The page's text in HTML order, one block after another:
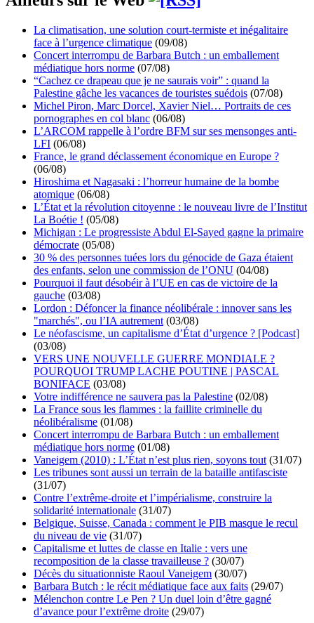
La climatisation, une solution court-termiste et inégalitaire
face à l’urgence climatique (09/08)
Concert interrompu de Barbara Butch : un emballement
médiatique hors norme (07/08)
“Cachez ce drapeau que je ne saurais voir” : quand la
Palestine gâche les vacances de touristes suédois (07/08)
Michel Piron, Marc Dorcel, Xavier Niel… Portraits de ces
pornographes en col blanc (06/08)
L’ARCOM rappelle à l’ordre BFM sur ses mensonges anti-
LFI (06/08)
France, le grand déclassement économique en Europe ?
(06/08)
Hiroshima et Nagasaki : l’horreur humaine de la bombe
atomique (06/08)
L’État et la révolution citoyenne : le nouveau livre de l’Institut
La Boétie ! (05/08)
Michigan : Le progressiste Abdul El-Sayed gagne la primaire
démocrate (05/08)
30 % des personnes tuées lors du génocide de Gaza étaient
des enfants, selon une commission de l’ONU (04/08)
Pourquoi il faut désobéir à l’UE en cas de victoire de la
gauche (03/08)
Lordon : Défoncer la finance néolibérale : innover sans les
"marchés", ou l’IA autrement (03/08)
Le néofascisme, un capitalisme d’État d’urgence ? [Podcast]
(03/08)
VERS UNE NOUVELLE GUERRE MONDIALE ?
POURQUOI TRUMP LACHE POUTINE | PASCAL
BONIFACE (03/08)
Votre indifférence ne sauvera pas la Palestine (02/08)
La France sous les flammes : la faillite criminelle du
néolibéralisme (01/08)
Concert interrompu de Barbara Butch : un emballement
médiatique hors norme (01/08)
Vaneigem (2010) : L’État n’est plus rien, soyons tout (31/07)
Les tribunes sont aussi un terrain de la bataille antifasciste
(31/07)
Contre l’extrême-droite et l’impérialisme, construire la
solidarité internationale (31/07)
Belgique, Suisse, Canada : comment le PIB masque le recul
du niveau de vie (31/07)
Capitalisme et luttes de classe en Italie : vers une
recomposition de la classe travailleuse ? (30/07)
Décès du situationniste Raoul Vaneigem (30/07)
Barbara Butch : le récit médiatique face aux faits (29/07)
Mélenchon contre Le Pen ? Un duel loin d’être gagné
d’avance pour l’extrême droite (29/07)